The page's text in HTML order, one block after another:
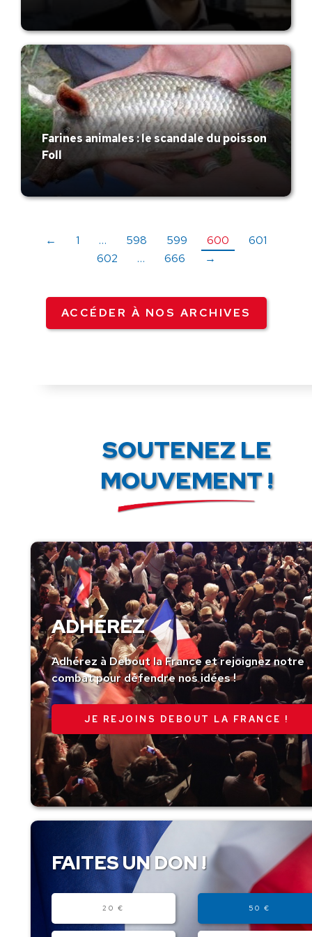
Farines animales : le scandale du poisson
Foll
← 1 … 598 599 600
601
602
… 666 →
ACCÉDER À NOS ARCHIVES
SOUTENEZ LE
MOUVEMENT !
ADHÉREZ
Adhérez à Debout la France et rejoignez notre
combat pour défendre nos idées !
JE REJOINS DEBOUT LA FRANCE !
FAITES UN DON !
20 € 50 €